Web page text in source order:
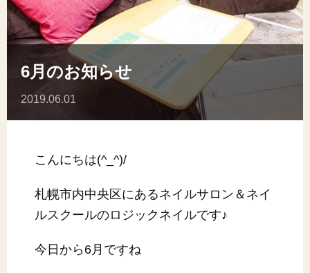
6月のお知らせ
2019.06.01
こんにちは(^_^)/
札幌市内中央区にあるネイルサロン＆ネイ
ルスクールのロジックネイルです♪
今日から6月ですね